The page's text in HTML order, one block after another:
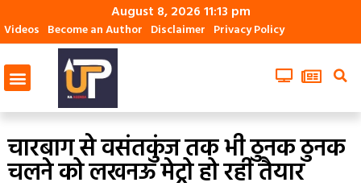
August 8, 2026 11:13 pm
Videos Become an Author Disclaimer Privacy Policy
चारबाग से वसंतकुंज तक भी ठुनक ठुनक
चलने को लखनऊ मेट्रो हो रही तैयार